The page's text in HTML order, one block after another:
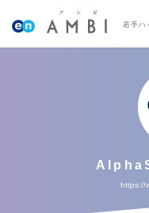
若手ハ
https://